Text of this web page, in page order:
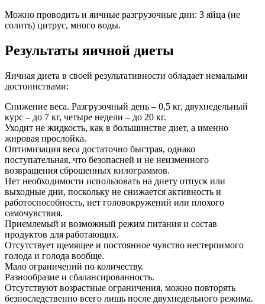
Можно проводить и яичные разгрузочные дни: 3 яйца (не
солить) цитрус, много воды.
Результаты яичной диеты
Яичная диета в своей результативности обладает немалыми
достоинствами:
Снижение веса. Разгрузочный день – 0,5 кг, двухнедельный
курс – до 7 кг, четыре недели – до 20 кг.
Уходит не жидкость, как в большинстве диет, а именно
жировая прослойка.
Оптимизация веса достаточно быстрая, однако
поступательная, что безопасней и не неизменного
возвращения сброшенных килограммов.
Нет необходимости использовать на диету отпуск или
выходные дни, поскольку не снижается активность и
работоспособность, нет головокружений или плохого
самочувствия.
Приемлемый и возможный режим питания и состав
продуктов для работающих.
Отсутствует щемящее и постоянное чувство нестерпимого
голода и голода вообще.
Мало ограничений по количеству.
Разнообразие и сбалансированность.
Отсутствуют возрастные ограничения, можно повторять
безпоследственно всего лишь после двухнедельного режима.